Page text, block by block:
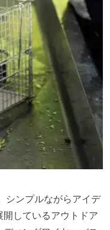
シンプルながらアイデ
しているアウトドア